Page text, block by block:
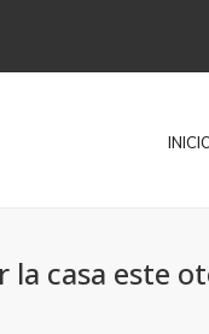
la casa este